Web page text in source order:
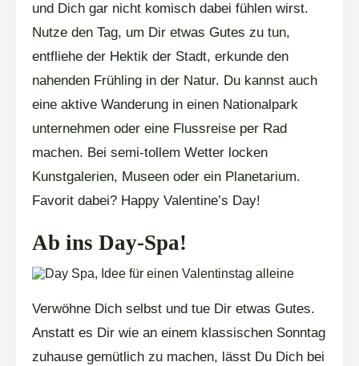
und Dich gar nicht komisch dabei fühlen wirst.
Nutze den Tag, um Dir etwas Gutes zu tun,
entfliehe der Hektik der Stadt, erkunde den
nahenden Frühling in der Natur. Du kannst auch
eine aktive Wanderung in einen Nationalpark
unternehmen oder eine Flussreise per Rad
machen. Bei semi-tollem Wetter locken
Kunstgalerien, Museen oder ein Planetarium.
Favorit dabei? Happy Valentine’s Day!
Ab ins Day-Spa!
Verwöhne Dich selbst und tue Dir etwas Gutes.
Anstatt es Dir wie an einem klassischen Sonntag
zuhause gemütlich zu machen, lässt Du Dich bei